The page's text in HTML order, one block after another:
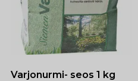
Varjonurmi- seos 1 kg